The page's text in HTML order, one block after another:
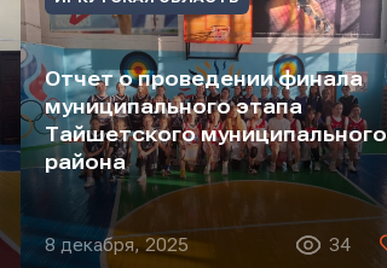
Отчет о проведении финала
муниципального этапа
Тайшетского муниципального
района
8 декабря, 2025 34